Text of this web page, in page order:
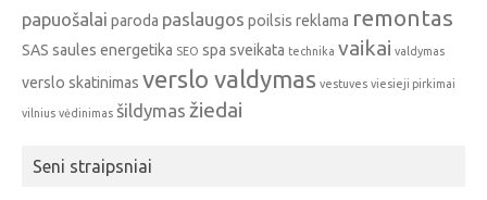
papuošalai paroda paslaugos poilsis reklama remontas
SAS saules energetika SEO spa sveikata technika vaikai valdymas
verslo skatinimas verslo valdymas vestuves viesieji pirkimai
vilnius vėdinimas šildymas žiedai
Seni straipsniai